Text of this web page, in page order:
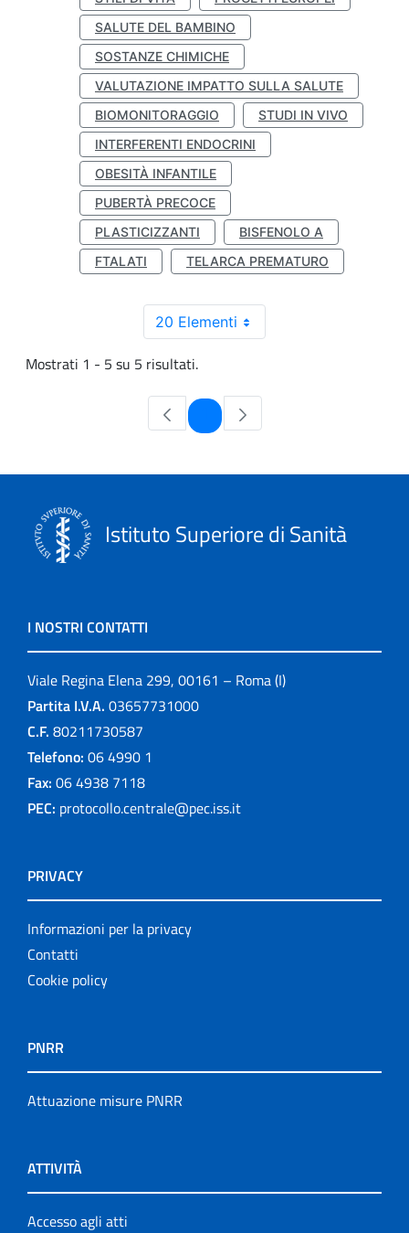
SALUTE DEL BAMBINO
SOSTANZE CHIMICHE
VALUTAZIONE IMPATTO SULLA SALUTE
BIOMONITORAGGIO
STUDI IN VIVO
INTERFERENTI ENDOCRINI
OBESITÀ INFANTILE
PUBERTÀ PRECOCE
PLASTICIZZANTI
BISFENOLO A
FTALATI
TELARCA PREMATURO
20 Elementi
Mostrati 1 - 5 su 5 risultati.
Pagina
Istituto Superiore di Sanità
I NOSTRI CONTATTI
Viale Regina Elena 299, 00161 – Roma (I)
Partita I.V.A. 03657731000
C.F. 80211730587
Telefono: 06 4990 1
Fax: 06 4938 7118
PEC: protocollo.centrale@pec.iss.it
PRIVACY
Informazioni per la privacy
Contatti
Cookie policy
PNRR
Attuazione misure PNRR
ATTIVITÀ
Accesso agli atti